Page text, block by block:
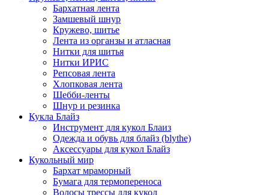
Бархатная лента
Замшевый шнур
Кружево, шитье
Лента из органзы и атласная
Нитки для шитья
Нитки ИРИС
Репсовая лента
Хлопковая лента
Шебби-ленты
Шнур и резинка
Кукла Блайз
Инструмент для кукол Блаиз
Одежда и обувь для блайз (blythe)
Аксессуары для кукол Блайз
Кукольный мир
Бархат мраморный
Бумага для термопереноса
Волосы трессы для кукол